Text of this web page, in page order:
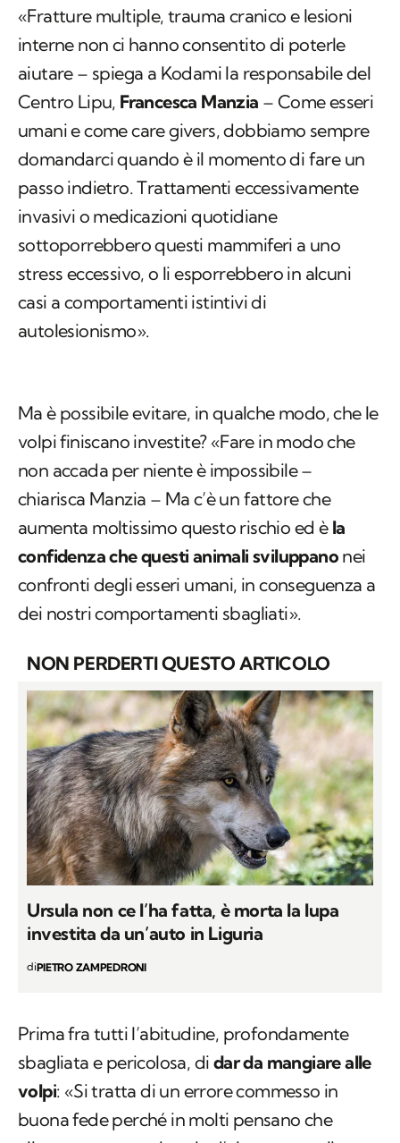
«Fratture multiple, trauma cranico e lesioni
interne non ci hanno consentito di poterle
aiutare – spiega a Kodami la responsabile del
Centro Lipu, Francesca Manzia – Come esseri
umani e comecare givers, dobbiamo sempre
domandarci quando è il momento di fare un
passo indietro. Trattamenti eccessivamente
invasivi o medicazioni quotidiane
sottoporrebbero questi mammiferi a uno
stress eccessivo, o li esporrebbero in alcuni
casi a comportamenti istintivi di
autolesionismo».
Ma è possibile evitare, in qualche modo, che le
volpi finiscano investite? «Fare in modo che
non accada per niente è impossibile –
chiarisca Manzia – Ma c’è un fattore che
aumenta moltissimo questo rischio ed è la
confidenza che questi animali sviluppano nei
confronti degli esseri umani, in conseguenza a
dei nostri comportamenti sbagliati».
NON PERDERTI QUESTO ARTICOLO
Ursula non ce l’ha fatta, è morta la lupa
investita da un’auto in Liguria
diPIETRO ZAMPEDRONI
Prima fra tutti l’abitudine, profondamente
sbagliata e pericolosa, di dar da mangiare alle
volpi: «Si tratta di un errore commesso in
buona fede perché in molti pensano che